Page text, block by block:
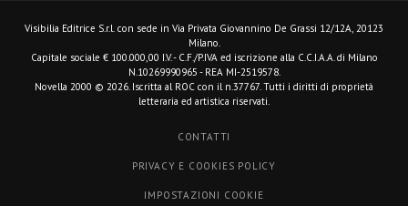
Visibilia Editrice S.r.l. con sede in Via Privata Giovannino De Grassi 12/12A, 20123
Milano.
Capitale sociale € 100.000,00 I.V. - C.F./P.IVA ed iscrizione alla C.C.I.A.A. di Milano
N.10269990965 - REA MI-2519578.
Novella 2000 © 2026. Iscritta al ROC con il n.37767. Tutti i diritti di proprietà
letteraria ed artistica riservati.
CONTATTI
PRIVACY E COOKIES POLICY
IMPOSTAZIONI COOKIE